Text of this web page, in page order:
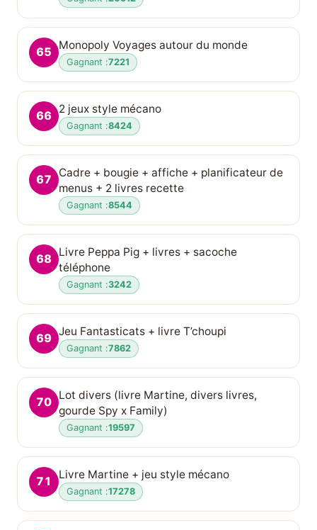
65 Monopoly Voyages autour du monde
Gagnant :7221
66 2 jeux style mécano
Gagnant :8424
67
Cadre + bougie + affiche + planificateur de
menus + 2 livres recette
Gagnant :8544
68 Livre Peppa Pig + livres + sacoche
téléphone
Gagnant :3242
69 Jeu Fantasticats + livre T’choupi
Gagnant :7862
70 Lot divers (livre Martine, divers livres,
gourde Spy x Family)
Gagnant :19597
71 Livre Martine + jeu style mécano
Gagnant :17278